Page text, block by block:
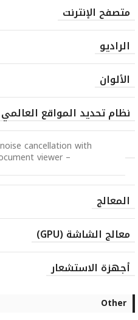
متصفح الإنترنت
الراديو
الألوان
نظام تحديد المواقع العالمي
cancellation with
viewer –
المعالج
معالج الشاشة (GPU)
أجهزة الاستشعار
Other